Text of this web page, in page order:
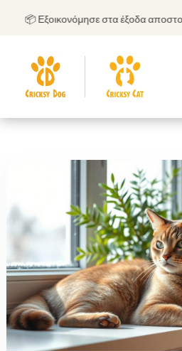
📦 Εξοικονόμησε στα έξοδα αποστολής